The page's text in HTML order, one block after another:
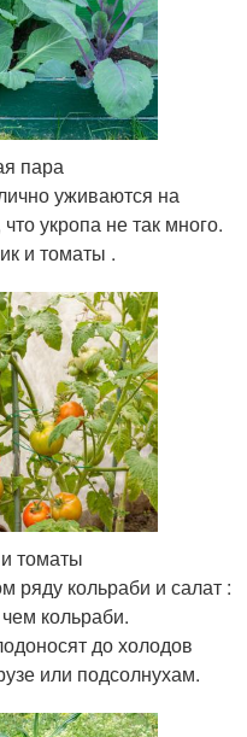
пара
уживаются на
укропа не так много.
и томаты .
томаты
ряду кольраби и салат :
кольраби.
до холодов
или подсолнухам.